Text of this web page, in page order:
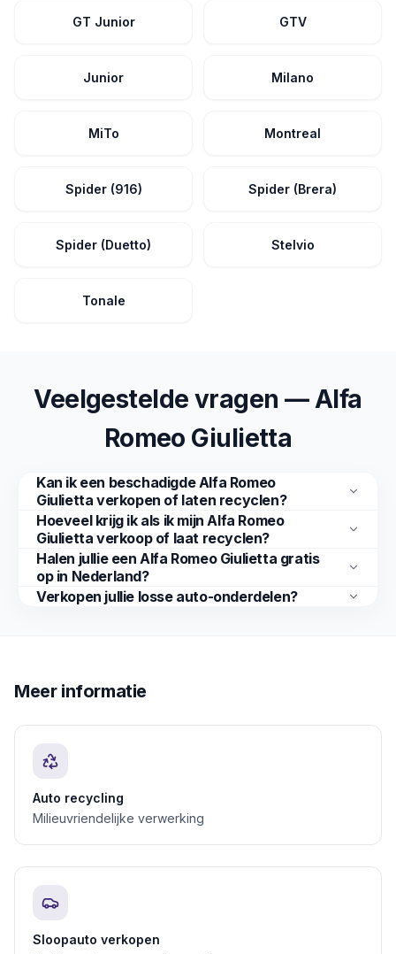
GT Junior GTV
Junior Milano
MiTo Montreal
Spider (916) Spider (Brera)
Spider (Duetto) Stelvio
Tonale
Veelgestelde vragen — Alfa
Romeo Giulietta
Kan ik een beschadigde Alfa Romeo
Giulietta verkopen of laten recyclen?
Hoeveel krijg ik als ik mijn Alfa Romeo
Giulietta verkoop of laat recyclen?
Halen jullie een Alfa Romeo Giulietta gratis
op in Nederland?
Verkopen jullie losse auto-onderdelen?
Meer informatie
Auto recycling
Milieuvriendelijke verwerking
Sloopauto verkopen